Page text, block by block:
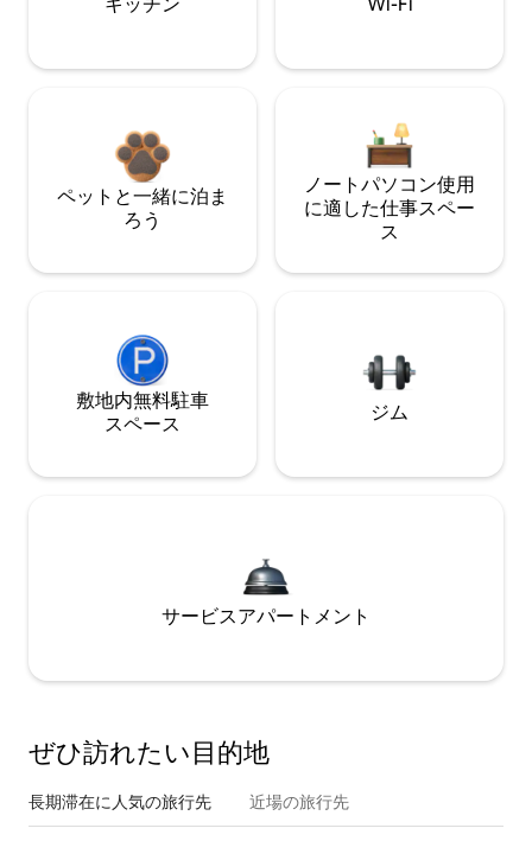
ペットと一緒に泊ま
ろう
ノートパソコン使用
に適した仕事スペー
ス
敷地内無料駐⁠車
ス⁠ペ⁠ー⁠ス
ジム
サービスアパートメント
ぜひ訪⁠れ⁠た⁠い目⁠的⁠地
長期滞在に人気の旅行先 近場の旅行先